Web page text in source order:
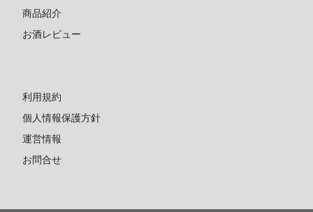
商品紹介
お酒レビュー
利用規約
個人情報保護方針
運営情報
お問合せ